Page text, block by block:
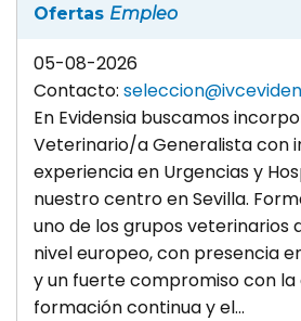
Ofertas Empleo
05-08-2026
Contacto:
En Evidensia buscamos
Veterinario/a Generalista con
experiencia en Urgencias y
nuestro centro en Sevilla.
uno de los grupos veterinarios
nivel europeo, con presencia
y un fuerte compromiso con la
formación continua y el...